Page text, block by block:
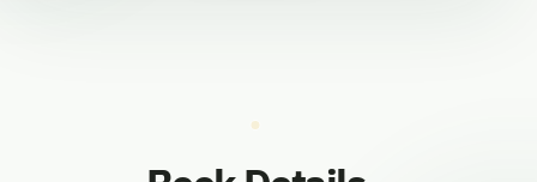
1- Os direitos de Allah (o Exaltado) :
Ele ser adorado, único e sem parceiros, e você